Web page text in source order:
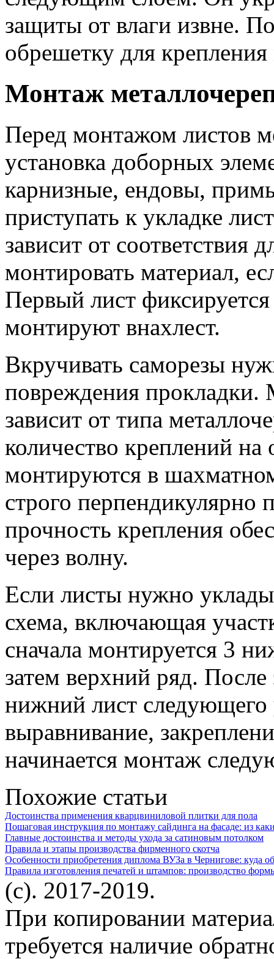
защиты от влаги извне.
обрешетку для
Монтаж
Перед монтажом листов
установка доборных
карнизные, ендовы,
приступать к укладке
зависит от соответствия
монтировать материал,
Первый лист
монтируют внахлест.
Вкручивать саморезы
повреждения прокладки.
зависит от типа
количество креплений
монтируются в
строго перпендикулярно
прочность крепления
через волну.
Если листы нужно
схема, включающая
сначала монтируется 3
затем верхний ряд.
нижний лист следующего
выравнивание,
начинается монтаж
Похожие статьи
Достоинства применения кварцвиниловой плитки для пола
Пошаговая инструкция по монтажу сайдинга на фасаде: из
Главные достоинства и методы ухода за сатиновым потолком
Правила и этапы производства фирменного скотча
Особенности приобретения диплома ВУЗа в Чернигове: куда
Правила изготовления печатей и штампов: производство
(c). 2017-2019.
При копировании
требуется наличие